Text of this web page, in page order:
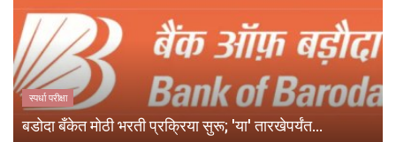
स्पर्धा परीक्षा
बडोदा बँकेत मोठी भरती प्रक्रिया सुरू; 'या' तारखेपर्यंत...